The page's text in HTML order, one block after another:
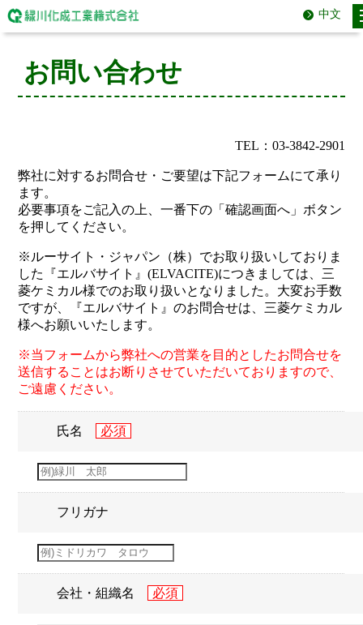
中文
お問い合わせ
TEL：03-3842-2901
弊社に対するお問合せ・ご要望は下記フォームにて承り
ます。
必要事項をご記入の上、一番下の「確認画面へ」ボタン
を押してください。
※ルーサイト・ジャパン（株）でお取り扱いしておりま
した『エルバサイト』(ELVACITE)につきましては、三
菱ケミカル様でのお取り扱いとなりました。大変お手数
ですが、『エルバサイト』のお問合せは、三菱ケミカル
様へお願いいたします。
※当フォームから弊社への営業を目的としたお問合せを
送信することはお断りさせていただいておりますので、
ご遠慮ください。
氏名
フリガナ
会社・組織名